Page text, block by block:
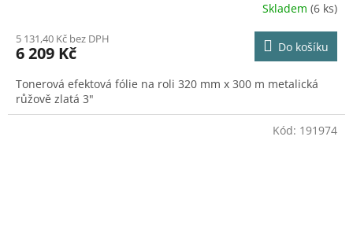
Skladem (6 ks)
5 131,40 Kč bez DPH
6 209 Kč Do košíku
Tonerová efektová fólie na roli 320 mm x 300 m metalická
růžově zlatá 3"
Kód: 191974